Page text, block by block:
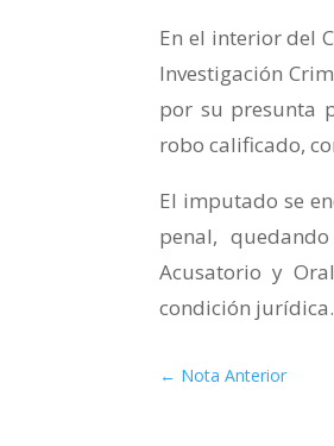
En el interior del
Investigación
por su presunta
robo calificado,
El imputado se
penal,
Acusatorio y
condición jurídica.
← Nota Anterior